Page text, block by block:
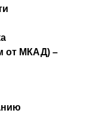
от МКАД) –